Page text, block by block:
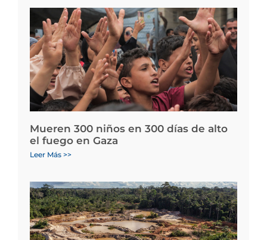
Mueren 300 niños en 300 días de alto
el fuego en Gaza
Leer Más >>